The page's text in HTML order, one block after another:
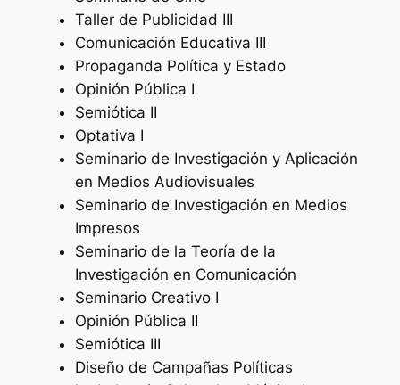
Taller de Publicidad III
Comunicación Educativa III
Propaganda Política y Estado
Opinión Pública I
Semiótica II
Optativa I
Seminario de Investigación y Aplicación
en Medios Audiovisuales
Seminario de Investigación en Medios
Impresos
Seminario de la Teoría de la
Investigación en Comunicación
Seminario Creativo I
Opinión Pública II
Semiótica III
Diseño de Campañas Políticas